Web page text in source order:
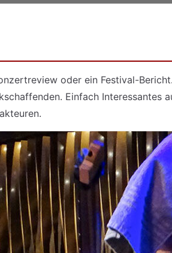
oder ein Festival-
Einfach Interessantes